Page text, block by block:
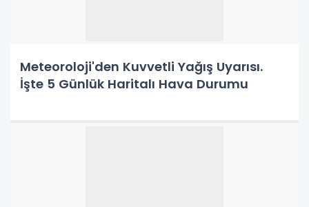
Meteoroloji'den Kuvvetli Yağış Uyarısı.
İşte 5 Günlük Haritalı Hava Durumu